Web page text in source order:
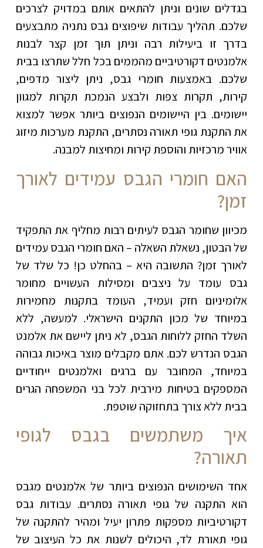
בגדלים שונים וניתן להתאים אותם במדויק לצרכים
שלכם. תהליך עבודות שיפוצים גבס נתניה מתבצעים
בדרך זו ביעילות רבה וניתן תוך זמן קצר לבנות
אלמנטים דקורטיביים מהממים בכל חלל שתרצו בבית
שלכם. באמצעות חומרי גבס, ניתן ליצור מדפים,
קירות, תקרות צפות ולבצע הנמכת תקרות למגוון
יישומים. בין היישומים הנפוצים ביותר אפשר למצוא
את התקנת גופי תאורה נסתרים, התקנת מערכות מיזוג
אוויר מרכזיות והוספת קירות ומחיצות למבנה.
האם חומרי הגבס עמידים לאורך
זמן?
מכיוון שחומר הגבס לעיתים רבות מחליף את התפקיד
של הבטון, נשאלת השאלה – האם חומרי הגבס עמידים
לאורך זמן? התשובה היא – בהחלט כן! כל שלד של
גבס עומד על ניצבים ומסילות העשויים מחומר
אלומיניום חזק ועמיד, העומד בתקנות מחמירות
במיוחד של מכון התקנים הישראלי. למעשה, ללא
השלד החזק ללוחות הגבס, לא ניתן ליישם את אלמנט
הגבס הנדרש לכם. אתם מקבלים מוצר באיכות גבוהה
במיוחד, המחובר עם ברגים ואלמנטים ייחודיים
המספקים בטיחות מירבית לכל בני המשפחה הגרים
בבית ללא צורך בתחזוקה שוטפת.
איך משתמשים בגבס לגופי
תאורה?
אחד השימושים הנפוצים ביותר של אלמנטים מגבס
הוא התקנה של גופי תאורה נסתרים. עבודות גבס
דקורטיביות מספקות פתרון יעיל ומהיר להתקנה של
גופי תאורת לד, היכולים לשנות את כל העיצוב של